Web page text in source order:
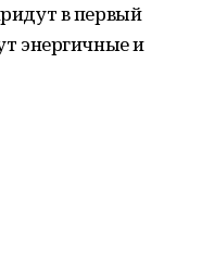
в первый
энергичные и